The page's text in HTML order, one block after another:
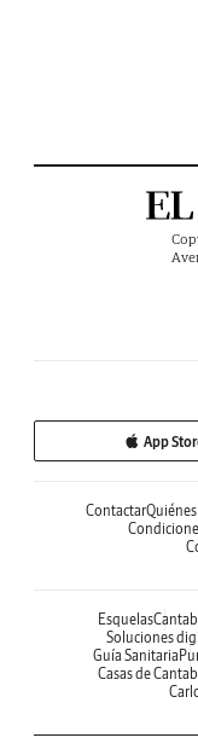
App
Contactar
Esquelas
Soluciones
Guía Sanitaria
Casas de